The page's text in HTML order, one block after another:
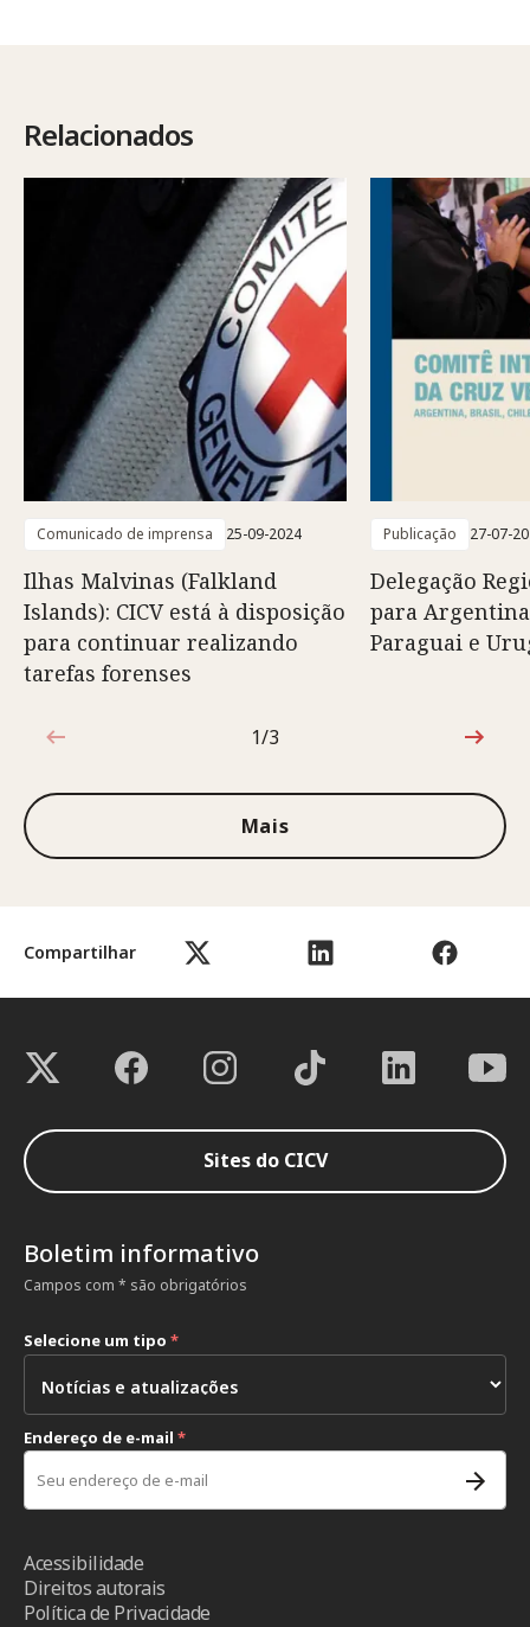
Compartilhar
Relacionados
Comunicado de imprensa 25-09-2024
Ilhas Malvinas (Falkland
Islands): CICV está à disposição
para continuar realizando
tarefas forenses
Publicação 27-07-
Delegação
para
Paraguai e
1 de 3
1/3
Mais
Sites do CICV
Boletim informativo
Campos com * são obrigatórios
Selecione um tipo *
Endereço de e-mail *
Acessibilidade
Direitos autorais
Política de Privacidade